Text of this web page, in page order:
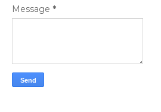
Message *